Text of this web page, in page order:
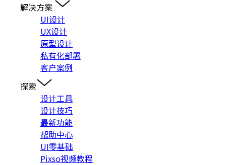
解决方案
UI设计
UX设计
原型设计
私有化部署
客户案例
探索
设计工具
设计技巧
最新功能
帮助中心
UI零基础
Pixso视频教程